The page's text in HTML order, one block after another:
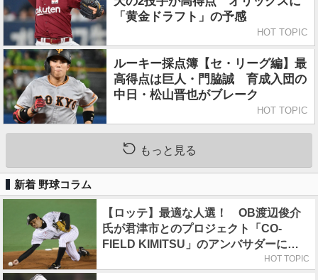
「黄金ドラフト」の予感
HOT TOPIC
ルーキー採点簿【セ・リーグ編】最
高得点は巨人・門脇誠 育成入団の
中日・松山晋也がブレーク
HOT TOPIC
もっと見る
新着 野球コラム
【ロッテ】最適な人選！ OB渡辺俊介
氏が君津市とのプロジェクト「CO-
FIELD KIMITSU」のアンバサダーに就
HOT TOPIC